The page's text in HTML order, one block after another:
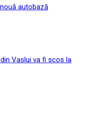
autobază
Vaslui va fi scos la